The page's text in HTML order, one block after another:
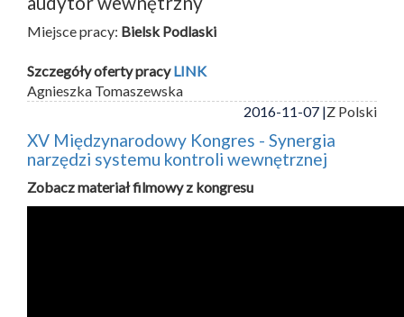
Miejsce pracy: Bielsk Podlaski
Szczegóły oferty pracyLINK
Agnieszka Tomaszewska
2016-11-07 |Z Polski
XV Międzynarodowy Kongres - Synergia
narzędzi systemu kontroli wewnętrznej
Zobacz materiał filmowy z kongresu